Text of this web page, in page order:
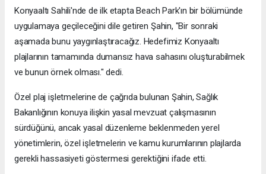
Konyaaltı Sahili'nde de ilk etapta Beach Park'ın bir bölümünde
uygulamaya geçileceğini dile getiren Şahin, "Bir sonraki
aşamada bunu yaygınlaştıracağız. Hedefimiz Konyaaltı
plajlarının tamamında dumansız hava sahasını oluşturabilmek
ve bunun örnek olması." dedi.
Özel plaj işletmelerine de çağrıda bulunan Şahin, Sağlık
Bakanlığının konuya ilişkin yasal mevzuat çalışmasının
sürdüğünü, ancak yasal düzenleme beklenmeden yerel
yönetimlerin, özel işletmelerin ve kamu kurumlarının plajlarda
gerekli hassasiyeti göstermesi gerektiğini ifade etti.